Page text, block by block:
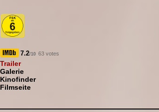
7.2/10 63 votes
Trailer
Galerie
Kinofinder
Filmseite